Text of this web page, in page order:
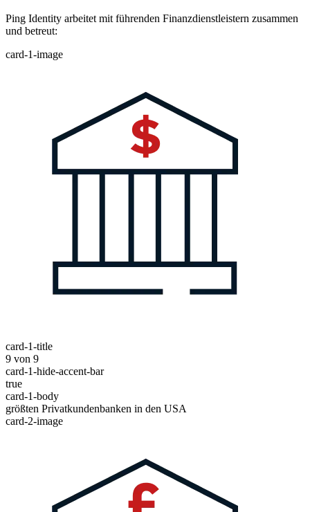
Ping Identity arbeitet mit führenden Finanzdienstleistern zusammen
und betreut:
card-1-image
card-1-title
9 von 9
card-1-hide-accent-bar
true
card-1-body
größten Privatkundenbanken in den USA
card-2-image